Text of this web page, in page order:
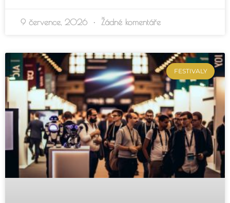
9 července, 2026 Žádné komentáře
FESTIVALY